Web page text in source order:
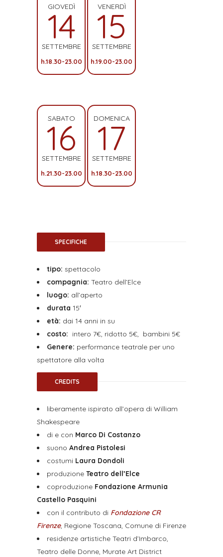
GIOVEDÌ
14
SETTEMBRE
h.18.30-23.00
VENERDÌ
15
SETTEMBRE
h.19.00-23.00
SABATO
16
SETTEMBRE
h.21.30-23.00
DOMENICA
17
SETTEMBRE
h.18.30-23.00
SPECIFICHE
tipo: spettacolo
compagnia: Teatro dell’Elce
luogo: all’aperto
durata 15′
età: dai 14 anni in su
costo: intero 7€, ridotto 5€, bambini 5€
Genere: performance teatrale per uno
spettatore alla volta
CREDITS
liberamente ispirato all’opera di William
Shakespeare
di e con Marco Di Costanzo
suono Andrea Pistolesi
costumi Laura Dondoli
produzione Teatro dell’Elce
coproduzione Fondazione Armunia
Castello Pasquini
con il contributo di Fondazione CR
Firenze, Regione Toscana, Comune di Firenze
residenze artistiche Teatri d’Imbarco,
Teatro delle Donne, Murate Art District